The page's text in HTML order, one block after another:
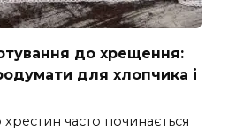
до хрещення:
для хлопчика і
хрестин часто починається